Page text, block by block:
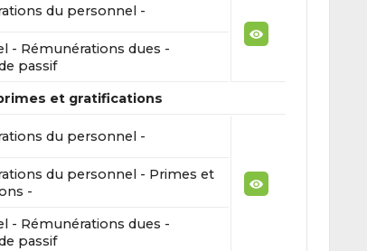
du personnel -
- Rémunérations dues -
passif
et gratifications
du personnel -
du personnel - Primes et
-
- Rémunérations dues -
passif